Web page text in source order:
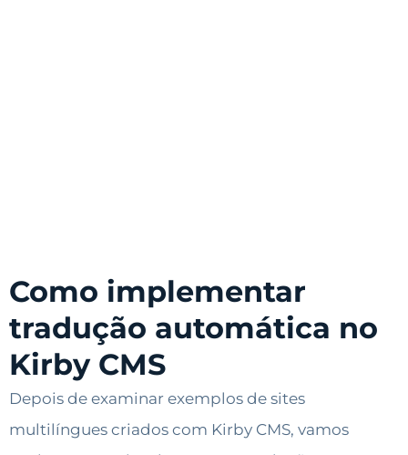
Como implementar
tradução automática no
Kirby CMS
Depois de examinar exemplos de sites
multilíngues criados com Kirby CMS, vamos